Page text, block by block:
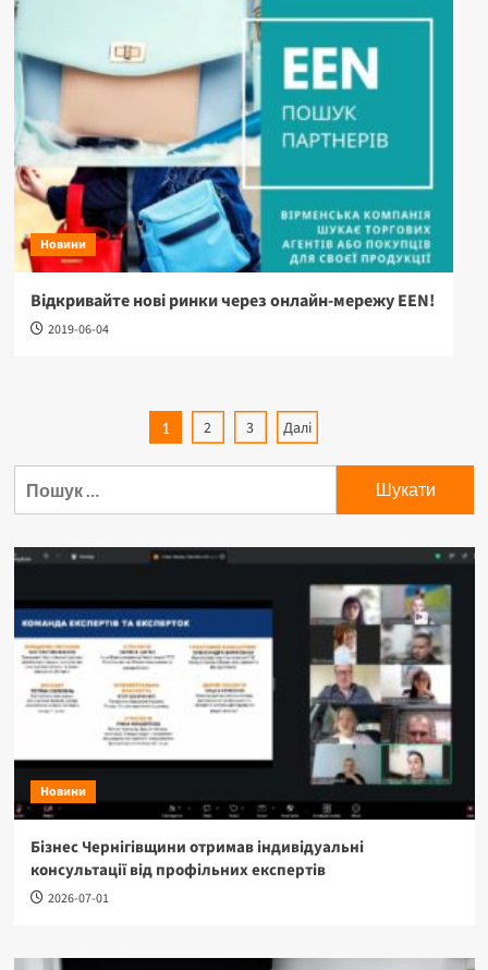
Новини
Відкривайте нові ринки через онлайн-мережу EEN!
2019-06-04
Пагінація
записів
1 2 3 Далі
Новини
Бізнес Чернігівщини отримав індивідуальні
консультації від профільних експертів
2026-07-01